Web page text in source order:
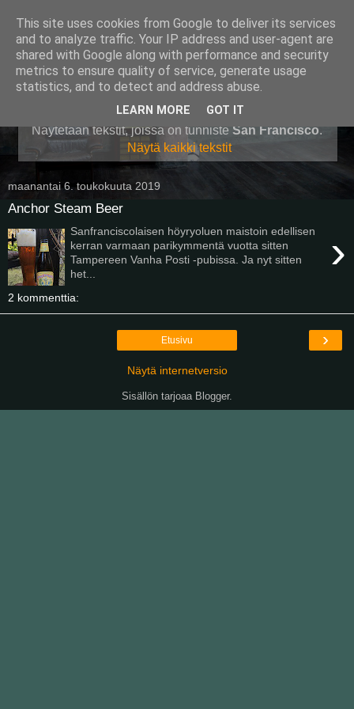
Pullollinen
Näytetään tekstit, joissa on tunniste San Francisco.
Näytä kaikki tekstit
maanantai 6. toukokuuta 2019
Anchor Steam Beer
›
Sanfranciscolaisen höyryoluen maistoin edellisen
kerran varmaan parikymmentä vuotta sitten
Tampereen Vanha Posti -pubissa. Ja nyt sitten
het...
2 kommenttia:
›
Etusivu
Näytä internetversio
Sisällön tarjoaa Blogger.
This site uses cookies from Google to deliver its services
and to analyze traffic. Your IP address and user-agent are
shared with Google along with performance and security
metrics to ensure quality of service, generate usage
statistics, and to detect and address abuse.
LEARN MORE GOT IT